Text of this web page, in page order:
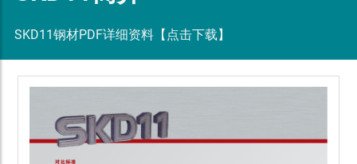
SKD11钢材PDF详细资料【点击下载】